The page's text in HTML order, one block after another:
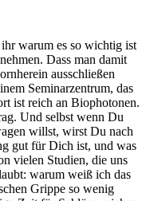
war­um es so wich­tig ist
Dass man damit
aus­schlie­ßen
Semi­nar­zen­trum, das
ist reich an Bio­pho­to­nen.
Und selbst wenn Du
willst, wirst Du nach
gut für Dich ist, und was
vie­len Stu­di­en, die uns
war­um weiß ich das
Grip­pe so wenig